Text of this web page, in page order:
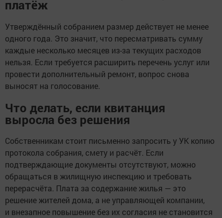
платёж
Утверждённый собранием размер действует не менее
одного года. Это значит, что пересматривать сумму
каждые несколько месяцев из-за текущих расходов
нельзя. Если требуется расширить перечень услуг или
провести дополнительный ремонт, вопрос снова
выносят на голосование.
Что делать, если квитанция
выросла без решения
Собственникам стоит письменно запросить у УК копию
протокола собрания, смету и расчёт. Если
подтверждающие документы отсутствуют, можно
обращаться в жилищную инспекцию и требовать
перерасчёта. Плата за содержание жилья — это
решение жителей дома, а не управляющей компании,
и внезапное повышение без их согласия не становится